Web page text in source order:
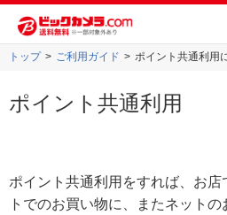
トップ ご利用ガイド ポイント共通利用
ポイント共通利用
ポイント共通利用をすれば、お
トでのお買い物に、またネット